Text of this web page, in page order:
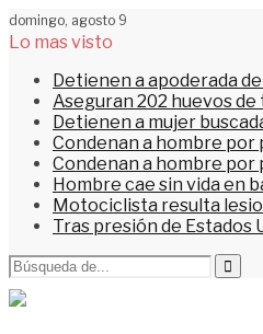
domingo, agosto 9
Lo mas visto
Detienen a apoderada
Aseguran 202 huevos
Detienen a mujer
Condenan a hombre por
Condenan a hombre
Hombre cae sin vida en
Motociclista resulta
Tras presión de Estados